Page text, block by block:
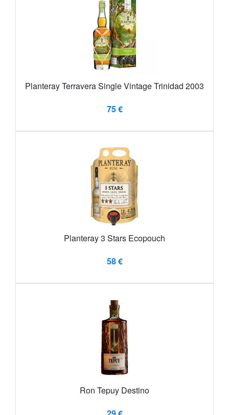
Planteray Terravera Single Vintage Trinidad 2003
75 €
Planteray 3 Stars Ecopouch
58 €
Ron Tepuy Destino